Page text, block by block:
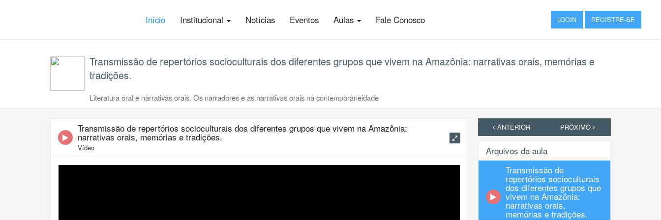
Início Institucional Notícias Eventos Aulas Fale Conosco LOGIN REGISTRE-SE
Transmissão de repertórios socioculturais dos diferentes grupos que vivem na Amazônia: narrativas orais, memórias e
tradições.
Literatura oral e narrativas orais. Os narradores e as narrativas orais na contemporaneidade
Transmissão de repertórios socioculturais dos diferentes grupos que vivem na Amazônia:
narrativas orais, memórias e tradições.
Vídeo
ANTERIOR PRÓXIMO
Arquivos da aula
Transmissão de
repertórios socioculturais
dos diferentes grupos que
vivem na Amazônia:
narrativas orais,
memórias e tradições.